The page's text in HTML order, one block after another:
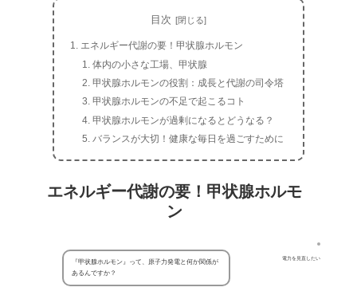
目次
エネルギー代謝の要！甲状腺ホルモン
体内の小さな工場、甲状腺
甲状腺ホルモンの役割：成長と代謝の司令塔
甲状腺ホルモンの不足で起こるコト
甲状腺ホルモンが過剰になるとどうなる？
バランスが大切！健康な毎日を過ごすために
エネルギー代謝の要！甲状腺ホルモ
ン
電力を見直したい
『甲状腺ホルモン』って、原子力発電と何か関係が
あるんですか？